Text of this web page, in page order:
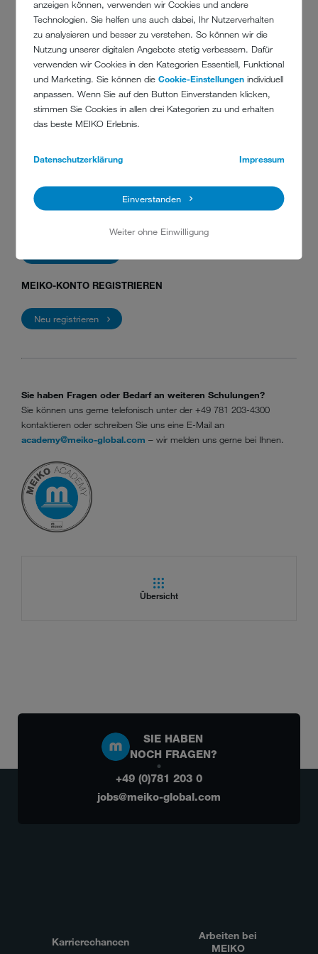
anzeigen können, verwenden wir Cookies und andere
Technologien. Sie helfen uns auch dabei, Ihr Nutzerverhalten
zu analysieren und besser zu verstehen. So können wir die
Nutzung unserer digitalen Angebote stetig verbessern. Dafür
verwenden wir Cookies in den Kategorien Essentiell, Funktional
und Marketing. Sie können dieCookie-Einstellungen individuell
anpassen. Wenn Sie auf den Button Einverstanden klicken,
stimmen Sie Cookies in allen drei Kategorien zu und erhalten
das beste MEIKO Erlebnis.
Datenschutzerklärung Impressum
Einverstanden
Weiter ohne Einwilligung
PREIS PRO SCHULUNGSTEILNEHMER
55,00 EUR
TERMINE
TEILNAHME JEDERZEIT MÖGLICH
MEIKO-KONTO REGISTRIEREN
Neu registrieren
Sie haben Fragen oder Bedarf an weiteren Schulungen?
Sie können uns gerne telefonisch unter der +49 781 203-4300
kontaktieren oder schreiben Sie uns eine E-Mail an
academy@meiko-global.com – wir melden uns gerne bei Ihnen.
Übersicht
SIE HABEN
NOCH FRAGEN?
+49 (0)781 203 0
jobs@meiko-global.com
Karrierechancen
Arbeiten bei
MEIKO